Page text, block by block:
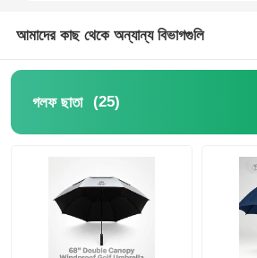
আমাদের কাছ থেকে অন্যান্য বিভাগগুলি
গলফ ছাতা (25)